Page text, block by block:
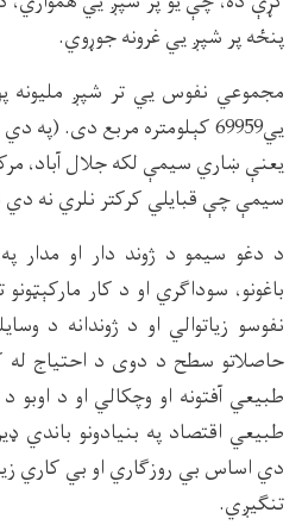
پنځه پر شپږ يي غرونه جوړوي.
مجموعي نفوس يي تر شپږ مليونه
يي69959 كېلومتره مربع دى.
يعنې ښاري سيمې لكه جلال آباد،
سيمې چې قبايلي كركتر نلري نه
د دغو سيمو د ژوند دار او مدار په
باغونو، سوداګري او د كار
نفوسو زياتوالي او د ژوندانه د
حاصلاتو سطح د دوى د احتياج له
طبيعي آفتونه او وچكالي او د
طبيعي اقتصاد په بنيادونو باندي
دي اساس بي روزګاري او بي كاري
تنګيږي.